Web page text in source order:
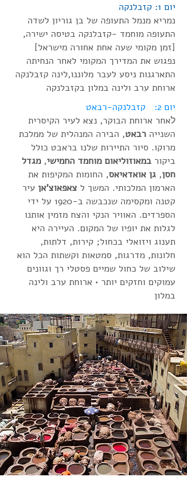
יום 1: קזבלנקה
נמריא מנמל התעופה של בן גוריון לשדה
התעופה מוחמד -קזבלנקה בטיסה ישירה,
[זמן מקומי שעה אחת אחורה מישראל]
נפגוש את המדירך המקומי לאחר הנחיתה
התארגנות ניסע לעבר מלוננו,לינה קזבלנקה
ארוחת ערב ולינה במלון בקזבלנקה
יום 2: קזבלנקה-רבאט
לאחר ארוחת הבוקר, נצא לעיר הקיסרית
השנייה רבאט, הבירה המנהלית של ממלכת
מרוקו. סיור התיירות שלנו בראבט כולל
ביקור במאוזוליאום מוחמד החמישי, מגדל
חסן, גן אואדאיאס, החומות המקיפות את
הארמון המלכותי. המשך ל צאפאוצ'אן עיר
קטנה ומקסימה שנכבשה ב-1920 על ידי
הספרדים. האוויר הנקי והצח מזמין אותנו
לגלות את יופיו של המקום. העיירה היא
תענוג ויזואלי בכחול; קירות, דלתות,
חלונות, מדרגות, סמטאות וקשתות הכל הוא
שילוב של כחול שמיים פסטלי רך וגוונים
עמוקים וחזקים יותר • ארוחת ערב ולינה
במלון